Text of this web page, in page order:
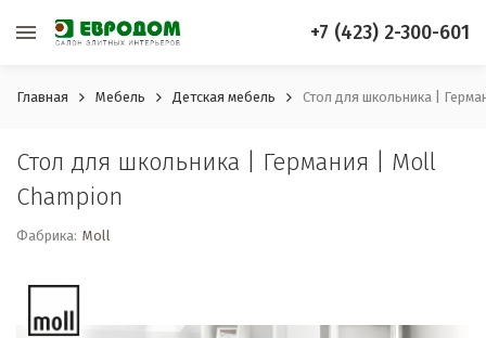
+7 (423) 2-300-601
Главная Мебель Детская мебель Стол для школьника |
Стол для школьника | Германия | Moll
Champion
Фабрика: Moll